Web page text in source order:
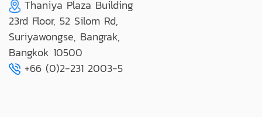
Thaniya Plaza Building
23rd Floor, 52 Silom Rd,
Suriyawongse, Bangrak,
Bangkok 10500
+66 (0)2-231 2003-5